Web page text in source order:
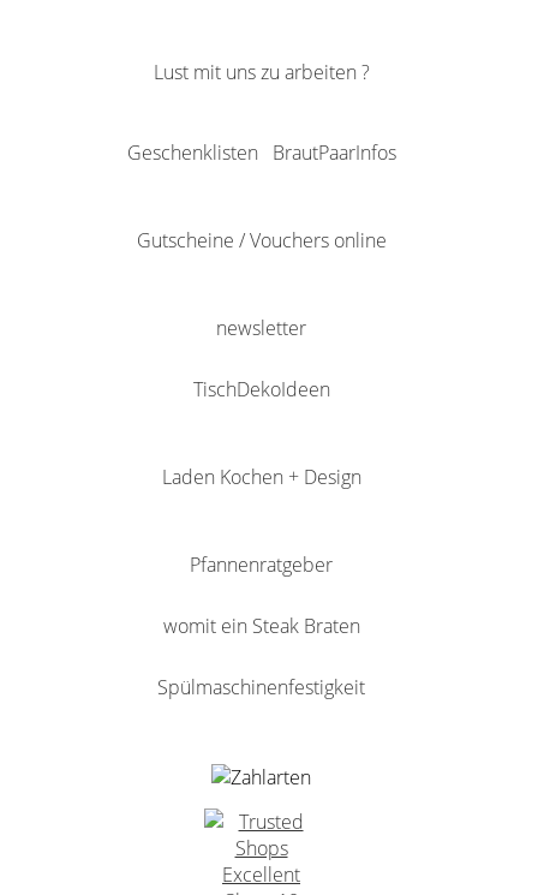
Lust mit uns zu arbeiten ?
Geschenklisten BrautPaarInfos
Gutscheine / Vouchers online
newsletter
TischDekoIdeen
Laden Kochen + Design
Pfannenratgeber
womit ein Steak Braten
Spülmaschinenfestigkeit